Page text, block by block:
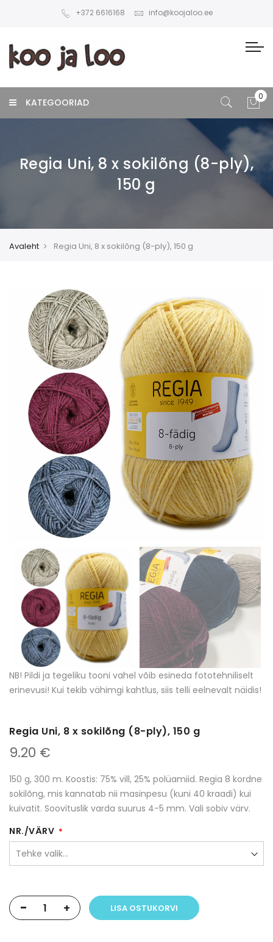
+372 6616168 info@koojaloo.ee
KATEGOORIAD
Regia Uni, 8 x sokilõng (8-ply),
150 g
Avaleht Regia Uni, 8 x sokilõng (8-ply), 150 g
NB! Pildi ja tegeliku tooni vahel võib esineda fototehniliselt
erinevusi! Kui tekib vähimgi kahtlus, siis telli eelnevalt näidis!
Regia Uni, 8 x sokilõng (8-ply), 150 g
9.20 €
150 g, 300 m. Koostis: 75% vill, 25% polüamiid. Regia 8 kordne
sokilõng, mis kannatab nii masinpesu (kuni 40 kraadi) kui
kuivatit. Soovituslik varda suurus 4-5 mm. Vali sobiv värv.
NR./VÄRV
- + LISA OSTUKORVI